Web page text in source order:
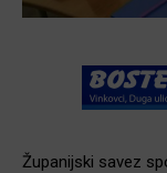
Županijski savez